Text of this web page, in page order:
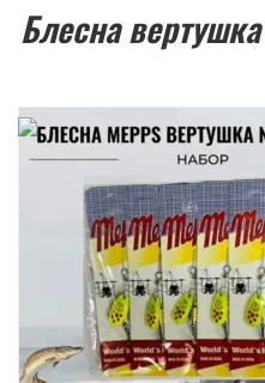
Блесна